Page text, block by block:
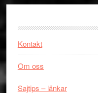
Kontakt
Om oss
Sajtips – länkar